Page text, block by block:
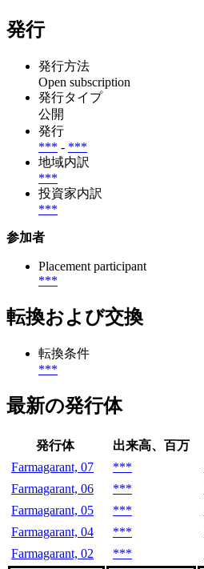
発行
発行方法
Open subscription
発行タイプ
公開
発行
*** - ***
地域内訳
***
投資家内訳
***
参加者
Placement participant
***
転換および交換
転換条件
***
最新の発行体
発行体 出来高、百万
Farmagarant, 07
***
Farmagarant, 06
***
Farmagarant, 05
***
Farmagarant, 04
***
Farmagarant, 02
***